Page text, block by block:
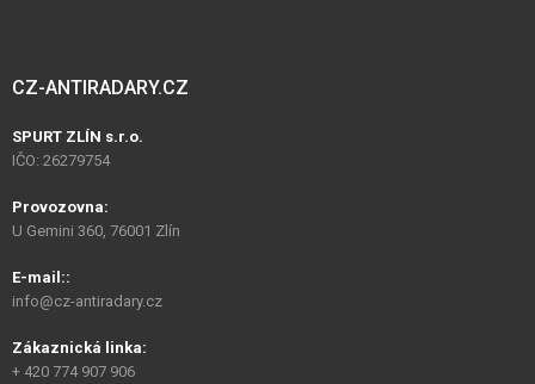
CZ-ANTIRADARY.CZ
SPURT ZLÍN s.r.o.
IČO: 26279754
Provozovna:
U Gemini 360, 76001 Zlín
E-mail::
info@cz-antiradary.cz
Zákaznická linka:
+ 420 774 907 906